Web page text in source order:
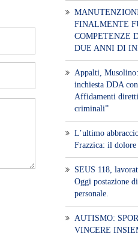
FINALMENTE
COMPETENZE
DUE ANNI DI
​Appalti,
inchiesta DDA
Affidamenti diretti
criminali”
L’ultimo
Frazzica: il
SEUS 118,
Oggi postazione
personale.
AUTISMO:
VINCERE